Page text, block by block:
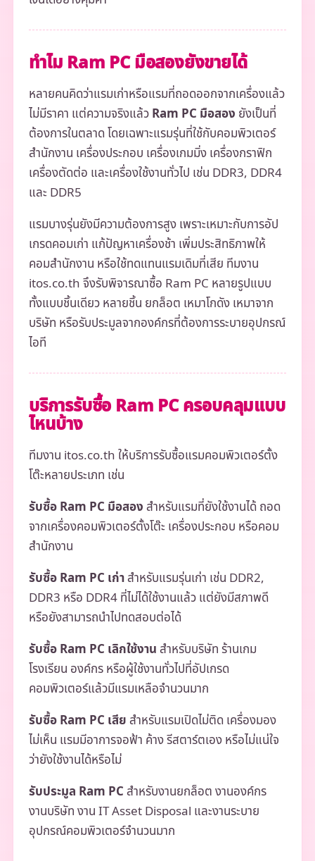
ทำไม Ram PC มือสองยังขายได้
หลายคนคิดว่าแรมเก่าหรือแรมที่ถอดออกจากเครื่องแล้ว
ไม่มีราคา แต่ความจริงแล้วRam PC มือสอง ยังเป็นที่
ต้องการในตลาด โดยเฉพาะแรมรุ่นที่ใช้กับคอมพิวเตอร์
สำนักงาน เครื่องประกอบ เครื่องเกมมิ่ง เครื่องกราฟิก
เครื่องตัดต่อ และเครื่องใช้งานทั่วไป เช่น DDR3, DDR4
และ DDR5
แรมบางรุ่นยังมีความต้องการสูง เพราะเหมาะกับการอัป
เกรดคอมเก่า แก้ปัญหาเครื่องช้า เพิ่มประสิทธิภาพให้
คอมสำนักงาน หรือใช้ทดแทนแรมเดิมที่เสีย ทีมงาน
itos.co.th จึงรับพิจารณาซื้อ Ram PC หลายรูปแบบ
ทั้งแบบชิ้นเดียว หลายชิ้น ยกล็อต เหมาโกดัง เหมาจาก
บริษัท หรือรับประมูลจากองค์กรที่ต้องการระบายอุปกรณ์
ไอที
บริการรับซื้อ Ram PC ครอบคลุมแบบ
ไหนบ้าง
ทีมงาน itos.co.th ให้บริการรับซื้อแรมคอมพิวเตอร์ตั้ง
โต๊ะหลายประเภท เช่น
รับซื้อ Ram PC มือสอง สำหรับแรมที่ยังใช้งานได้ ถอด
จากเครื่องคอมพิวเตอร์ตั้งโต๊ะ เครื่องประกอบ หรือคอม
สำนักงาน
รับซื้อ Ram PC เก่าสำหรับแรมรุ่นเก่า เช่น DDR2,
DDR3 หรือ DDR4 ที่ไม่ได้ใช้งานแล้ว แต่ยังมีสภาพดี
หรือยังสามารถนำไปทดสอบต่อได้
รับซื้อ Ram PC เลิกใช้งาน สำหรับบริษัท ร้านเกม
โรงเรียน องค์กร หรือผู้ใช้งานทั่วไปที่อัปเกรด
คอมพิวเตอร์แล้วมีแรมเหลือจำนวนมาก
รับซื้อ Ram PC เสีย สำหรับแรมเปิดไม่ติด เครื่องมอง
ไม่เห็น แรมมีอาการจอฟ้า ค้าง รีสตาร์ตเอง หรือไม่แน่ใจ
ว่ายังใช้งานได้หรือไม่
รับประมูล Ram PC สำหรับงานยกล็อต งานองค์กร
งานบริษัท งาน IT Asset Disposal และงานระบาย
อุปกรณ์คอมพิวเตอร์จำนวนมาก